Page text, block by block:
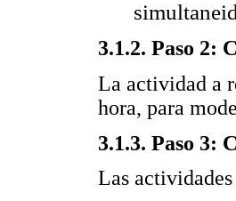
3.1.2. Paso 2:
La actividad a
hora, para
3.1.3. Paso 3:
Las actividades